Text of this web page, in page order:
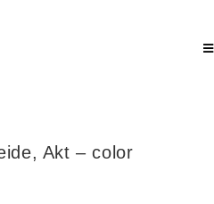
Akt – color